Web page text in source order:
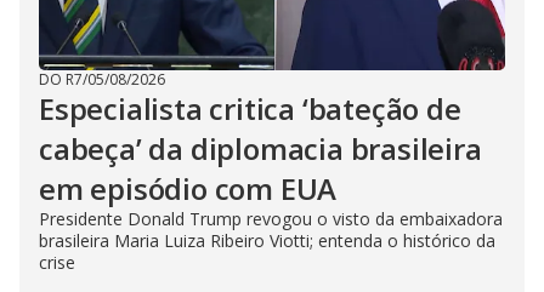
DO R7/05/08/2026
Especialista critica ‘bateção de
cabeça’ da diplomacia brasileira
em episódio com EUA
Presidente Donald Trump revogou o visto da embaixadora
brasileira Maria Luiza Ribeiro Viotti; entenda o histórico da
crise